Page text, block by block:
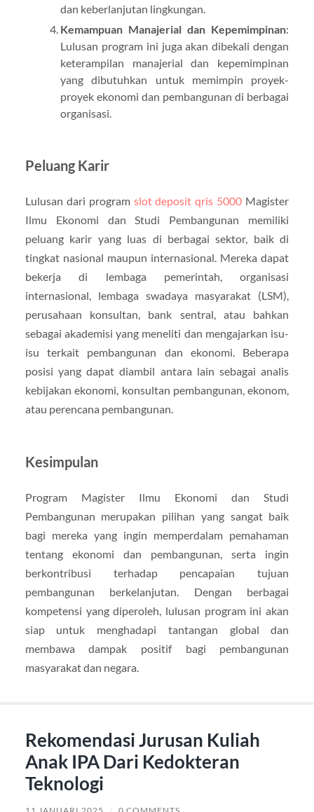
dan keberlanjutan lingkungan.
Kemampuan Manajerial dan Kepemimpinan:
Lulusan program ini juga akan dibekali dengan
keterampilan manajerial dan kepemimpinan
yang dibutuhkan untuk memimpin proyek-
proyek ekonomi dan pembangunan di berbagai
organisasi.
Peluang Karir
Lulusan dari program slot deposit qris 5000 Magister
Ilmu Ekonomi dan Studi Pembangunan memiliki
peluang karir yang luas di berbagai sektor, baik di
tingkat nasional maupun internasional. Mereka dapat
bekerja di lembaga pemerintah, organisasi
internasional, lembaga swadaya masyarakat (LSM),
perusahaan konsultan, bank sentral, atau bahkan
sebagai akademisi yang meneliti dan mengajarkan isu-
isu terkait pembangunan dan ekonomi. Beberapa
posisi yang dapat diambil antara lain sebagai analis
kebijakan ekonomi, konsultan pembangunan, ekonom,
atau perencana pembangunan.
Kesimpulan
Program Magister Ilmu Ekonomi dan Studi
Pembangunan merupakan pilihan yang sangat baik
bagi mereka yang ingin memperdalam pemahaman
tentang ekonomi dan pembangunan, serta ingin
berkontribusi terhadap pencapaian tujuan
pembangunan berkelanjutan. Dengan berbagai
kompetensi yang diperoleh, lulusan program ini akan
siap untuk menghadapi tantangan global dan
membawa dampak positif bagi pembangunan
masyarakat dan negara.
Rekomendasi Jurusan Kuliah
Anak IPA Dari Kedokteran
Teknologi